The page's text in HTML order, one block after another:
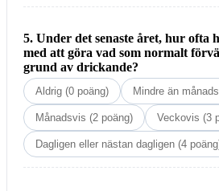
5. Under det senaste året, hur ofta
med att göra vad som normalt
grund av drickande?
Aldrig (0 poäng) Mindre än
Månadsvis (2 poäng) Veckovis (3
Dagligen eller nästan dagligen (4